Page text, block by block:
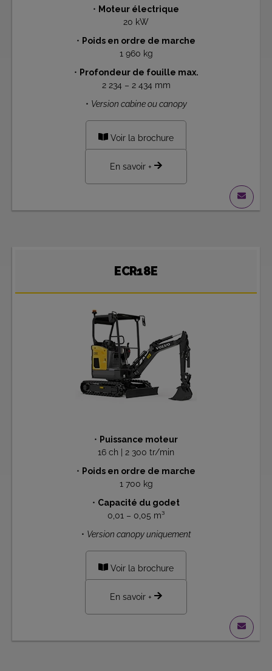
• Moteur électrique
20 kW
• Poids en ordre de marche
1 960 kg
• Profondeur de fouille max.
2 234 – 2 434 mm
• Version cabine ou canopy
Voir la brochure
En savoir +
ECR18E
• Puissance moteur
16 ch | 2 300 tr/min
• Poids en ordre de marche
1 700 kg
• Capacité du godet
0,01 – 0,05 m³
• Version canopy uniquement
Voir la brochure
En savoir +